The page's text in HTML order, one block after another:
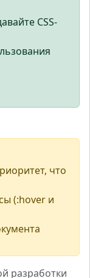
CSS-
что
(:hover и
разработки